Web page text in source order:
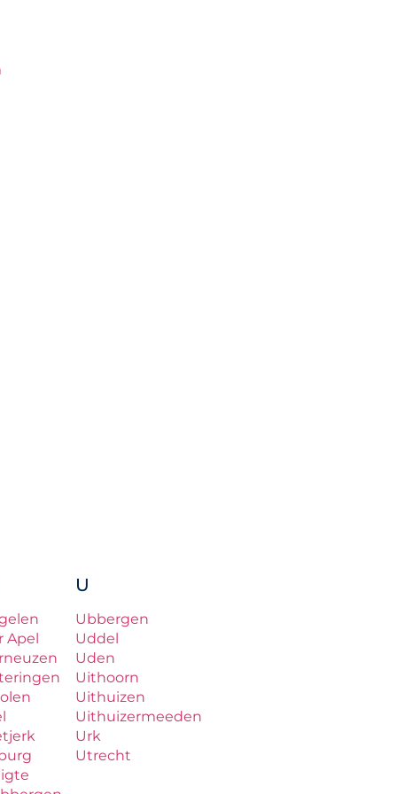
Apel
U
Ubbergen
Uddel
Uden
Uithoorn
Uithuizen
Uithuizermeeden
Urk
Utrecht